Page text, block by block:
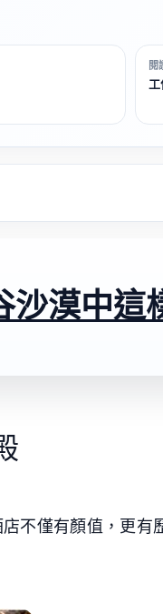
閱
沙漠中這
不僅有顏值，更有